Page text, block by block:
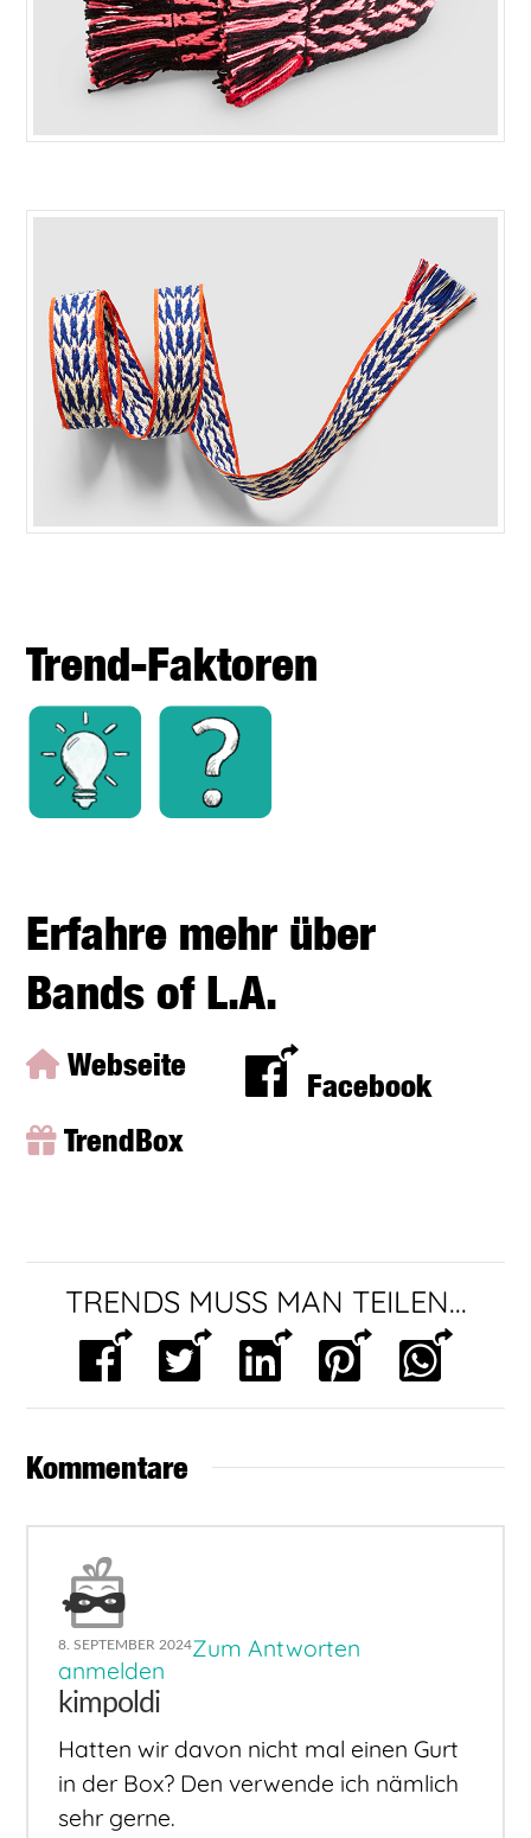
Trend-Faktoren
Erfahre mehr über
Bands of L.A.
Webseite
Facebook
TrendBox
TRENDS MUSS MAN TEILEN...
Kommentare
8. SEPTEMBER 2024Zum Antworten
anmelden
kimpoldi
Hatten wir davon nicht mal einen Gurt
in der Box? Den verwende ich nämlich
sehr gerne.